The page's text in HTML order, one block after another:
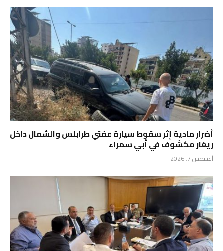
أضرار مادية إثر سقوط سيارة مفتي طرابلس والشمال داخل
ريغار مكشوف في أبي سمراء
أغسطس 7, 2026